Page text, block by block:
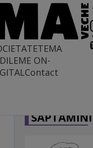
TEMA
DILEME ON-
Contact